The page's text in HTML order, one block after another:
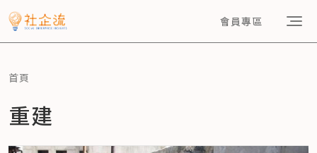
會員專區
首頁
重建